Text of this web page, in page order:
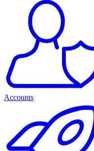
Accounts